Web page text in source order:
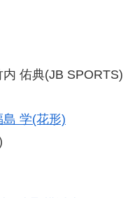
佑典(JB SPORTS)
島 学(花形)